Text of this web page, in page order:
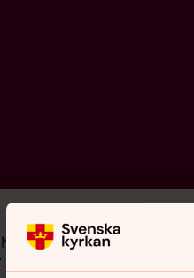
Nyhetsbrevet kommer ut